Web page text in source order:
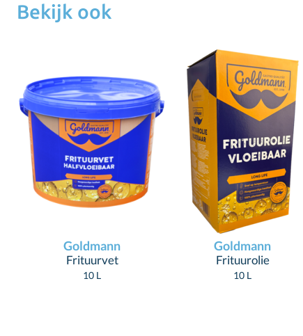
Bekijk ook
Goldmann
Frituurvet
10 L
Goldmann
Frituurolie
10 L